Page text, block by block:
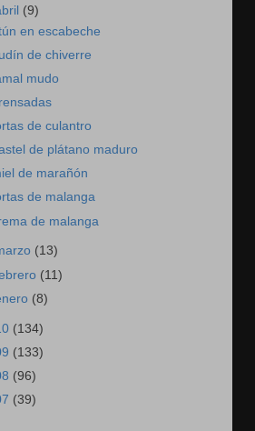
(9)
en escabeche
de chiverre
mudo
de culantro
de plátano maduro
de marañón
de malanga
de malanga
(13)
(11)
(8)
(134)
(133)
(96)
(39)